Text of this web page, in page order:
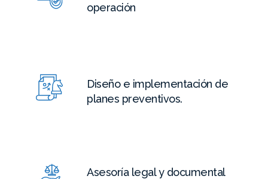
operación
Diseño e implementación de
planes preventivos.
Asesoría legal y documental